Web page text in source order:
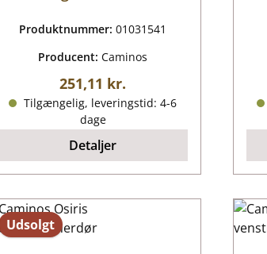
Produktnummer:01031541
Producent:Caminos
Almindelig pris:
251,11 kr.
Tilgængelig, leveringstid: 4-6
dage
Detaljer
Udsolgt